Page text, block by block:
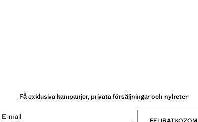
Få exklusiva kampanjer, privata försäljningar och nyheter
E-mail